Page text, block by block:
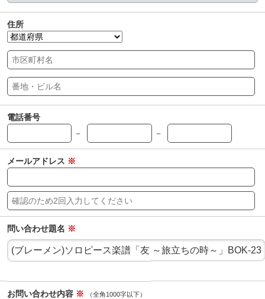
住所
電話番号
－
－
メールアドレス ※
問い合わせ題名 ※
お問い合わせ内容 ※ （全角1000字以下）